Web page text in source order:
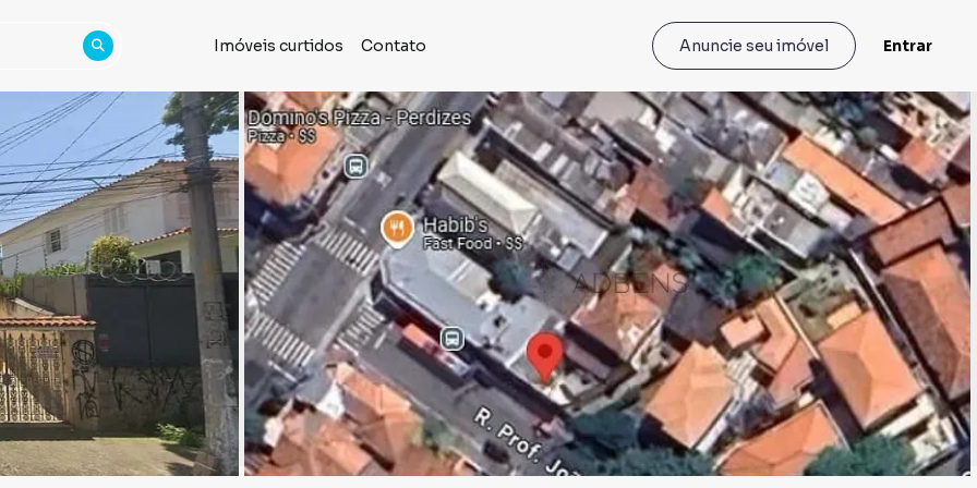
Imóveis curtidos Contato Anuncie seu imóvel Entrar